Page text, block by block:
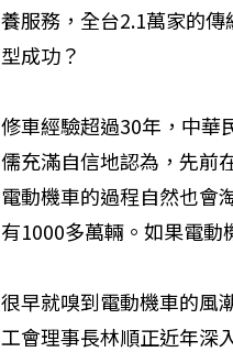
養服務，全台2.1萬家的
型成功？
修車經驗超過30年，中華
儒充滿自信地認為，先前
電動機車的過程自然也會
有1000多萬輛。如果電動
很早就嗅到電動機車的風
工會理事長林順正近年深